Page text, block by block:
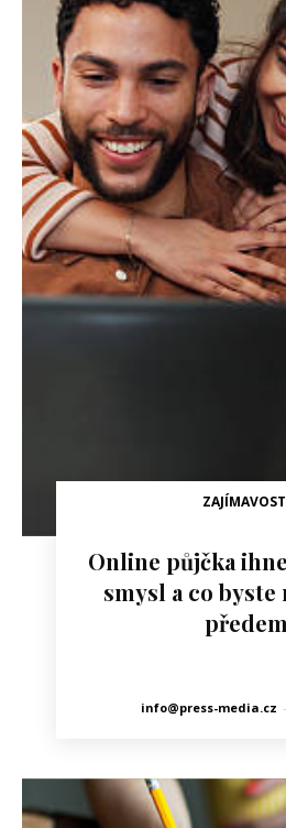
Online půjčka
smysl a co byste
předem
info@press-media.cz -